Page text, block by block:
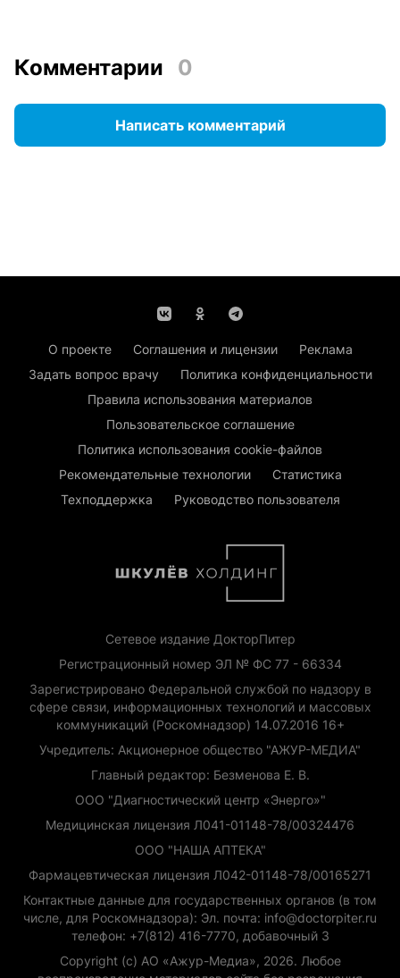
Комментарии 0
Написать комментарий
О проекте Соглашения и лицензии
Реклама
Задать вопрос врачу
Политика конфиденциальности
Правила использования материалов
Пользовательское соглашение
Политика использования cookie-файлов
Рекомендательные технологии
Статистика
Техподдержка
Руководство пользователя
Сетевое издание ДокторПитер
Регистрационный номер ЭЛ № ФС 77 - 66334
Зарегистрировано Федеральной службой по надзору в
сфере связи, информационных технологий и массовых
коммуникаций (Роскомнадзор) 14.07.2016 16+
Учредитель: Акционерное общество "АЖУР-МЕДИА"
Главный редактор: Безменова Е. В.
ООО "Диагностический центр «Энерго»"
Медицинская лицензия Л041-01148-78/00324476
ООО "НАША АПТЕКА"
Фармацевтическая лицензия Л042-01148-78/00165271
Контактные данные для государственных органов (в том
числе, для Роскомнадзора): Эл. почта: info@doctorpiter.ru
телефон: +7(812) 416-7770, добавочный 3
Copyright (с) АО «Ажур-Медиа», 2026. Любое